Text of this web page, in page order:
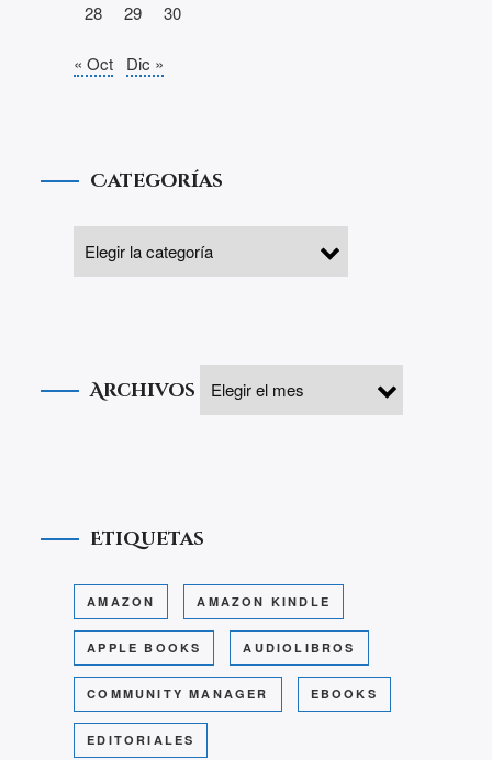
28
29 30
« Oct Dic »
Categorías
Archivos
Etiquetas
AMAZON AMAZON KINDLE
APPLE BOOKS AUDIOLIBROS
COMMUNITY MANAGER EBOOKS
EDITORIALES